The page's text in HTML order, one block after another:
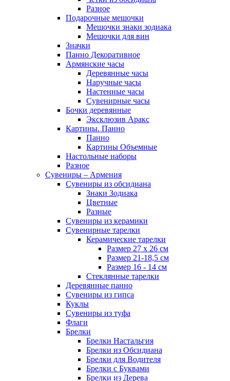
Разное
Подарочные мешочки
Мешочки знаки зодиака
Мешочки для вин
Значки
Панно Декоративное
Армянские часы
Деревянные часы
Наручные часы
Настенные часы
Сувенирные часы
Бочки деревянные
Эксклюзив Аракс
Картины. Панно
Панно
Картины Объемные
Настольные наборы
Разное
Сувениры – Армения
Сувениры из обсидиана
Знаки Зодиака
Цветные
Разные
Сувениры из керамики
Сувенирные тарелки
Керамические тарелки
Размер 27 х 26 см
Размер 21-18,5 см
Размер 16 - 14 см
Стеклянные тарелки
Деревянные панно
Сувениры из гипса
Куклы
Сувениры из туфа
Флаги
Брелки
Брелки Настальгия
Брелки из Обсидиана
Брелки для Водителя
Брелки с Буквами
Брелки из Дерева